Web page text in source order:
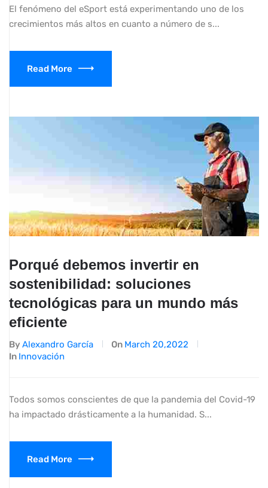
El fenómeno del eSport está experimentando uno de los
crecimientos más altos en cuanto a número de s...
Read More
Porqué debemos invertir en
sostenibilidad: soluciones
tecnológicas para un mundo más
eficiente
By Alexandro García On March 20,2022
In Innovación
Todos somos conscientes de que la pandemia del Covid-19
ha impactado drásticamente a la humanidad. S...
Read More